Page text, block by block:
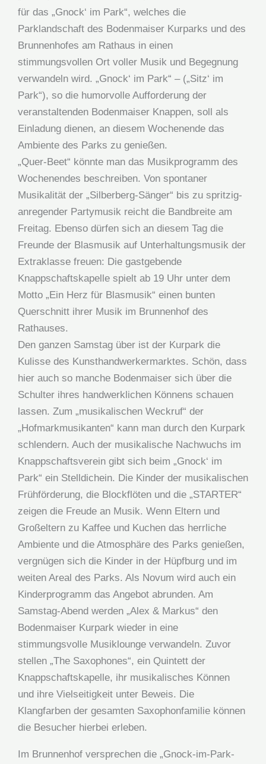
für das „Gnock‘ im Park“, welches die
Parklandschaft des Bodenmaiser Kurparks und des
Brunnenhofes am Rathaus in einen
stimmungsvollen Ort voller Musik und Begegnung
verwandeln wird. „Gnock‘ im Park“ – („Sitz‘ im
Park“), so die humorvolle Aufforderung der
veranstaltenden Bodenmaiser Knappen, soll als
Einladung dienen, an diesem Wochenende das
Ambiente des Parks zu genießen.
„Quer-Beet“ könnte man das Musikprogramm des
Wochenendes beschreiben. Von spontaner
Musikalität der „Silberberg-Sänger“ bis zu spritzig-
anregender Partymusik reicht die Bandbreite am
Freitag. Ebenso dürfen sich an diesem Tag die
Freunde der Blasmusik auf Unterhaltungsmusik der
Extraklasse freuen: Die gastgebende
Knappschaftskapelle spielt ab 19 Uhr unter dem
Motto „Ein Herz für Blasmusik“ einen bunten
Querschnitt ihrer Musik im Brunnenhof des
Rathauses.
Den ganzen Samstag über ist der Kurpark die
Kulisse des Kunsthandwerkermarktes. Schön, dass
hier auch so manche Bodenmaiser sich über die
Schulter ihres handwerklichen Könnens schauen
lassen. Zum „musikalischen Weckruf“ der
„Hofmarkmusikanten“ kann man durch den Kurpark
schlendern. Auch der musikalische Nachwuchs im
Knappschaftsverein gibt sich beim „Gnock‘ im
Park“ ein Stelldichein. Die Kinder der musikalischen
Frühförderung, die Blockflöten und die „STARTER“
zeigen die Freude an Musik. Wenn Eltern und
Großeltern zu Kaffee und Kuchen das herrliche
Ambiente und die Atmosphäre des Parks genießen,
vergnügen sich die Kinder in der Hüpfburg und im
weiten Areal des Parks. Als Novum wird auch ein
Kinderprogramm das Angebot abrunden. Am
Samstag-Abend werden „Alex & Markus“ den
Bodenmaiser Kurpark wieder in eine
stimmungsvolle Musiklounge verwandeln. Zuvor
stellen „The Saxophones“, ein Quintett der
Knappschaftskapelle, ihr musikalisches Können
und ihre Vielseitigkeit unter Beweis. Die
Klangfarben der gesamten Saxophonfamilie können
die Besucher hierbei erleben.
Im Brunnenhof versprechen die „Gnock-im-Park-